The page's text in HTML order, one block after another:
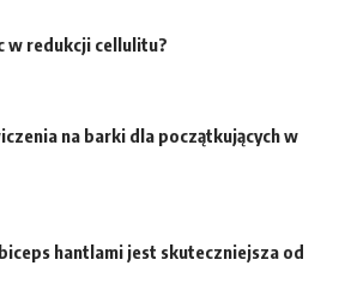
w redukcji cellulitu?
na barki dla początkujących w
hantlami jest skuteczniejsza od